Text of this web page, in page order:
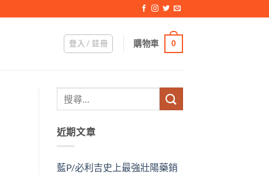
登入 / 註冊 購物車 0
近期文章
藍P/必利吉史上最強壯陽藥銷